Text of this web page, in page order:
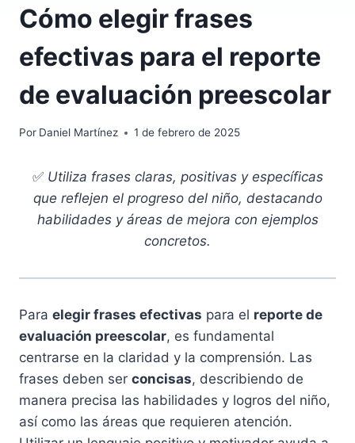
Cómo elegir frases
efectivas para el reporte
de evaluación preescolar
Por Daniel Martínez 1 de febrero de 2025
✅ Utiliza frases claras, positivas y específicas
que reflejen el progreso del niño, destacando
habilidades y áreas de mejora con ejemplos
concretos.
Para elegir frases efectivas para el reporte de
evaluación preescolar, es fundamental
centrarse en la claridad y la comprensión. Las
frases deben ser concisas, describiendo de
manera precisa las habilidades y logros del niño,
así como las áreas que requieren atención.